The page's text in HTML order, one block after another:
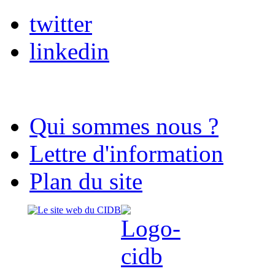
twitter
linkedin
Qui sommes nous ?
Lettre d'information
Plan du site